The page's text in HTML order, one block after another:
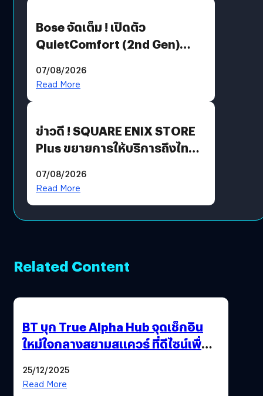
Bose จัดเต็ม ! เปิดตัว
QuietComfort (2nd Gen)
07/08/2026
Read More
ข่าวดี ! SQUARE ENIX STORE
Plus ขยายการให้บริการถึงไทย
โดยตรง
07/08/2026
Read More
Related Content
BT บุก True Alpha Hub จุดเช็กอิน
ใหม่ใจกลางสยามสแควร์ ที่ดีไซน์เพื่อ
25/12/2025
Read More